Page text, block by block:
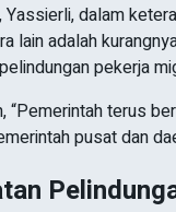
dalam
lain adalah
pekerja
“Pemerintah terus
pusat dan